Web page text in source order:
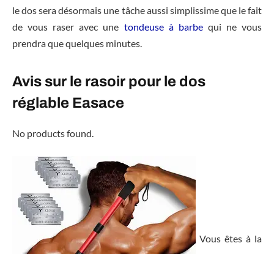
le dos sera désormais une tâche aussi simplissime que le fait
de vous raser avec une tondeuse à barbequi ne vous
prendra que quelques minutes.
Avis sur le rasoir pour le dos
réglable Easace
No products found.
Vous êtes à la